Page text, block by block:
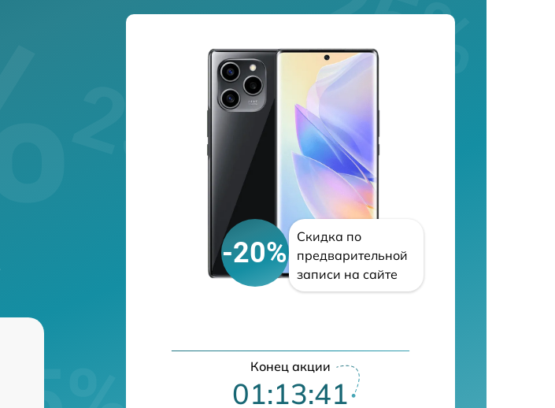
-20%
Скидка по
предварительной
записи на сайте
Конец акции
01:13:40